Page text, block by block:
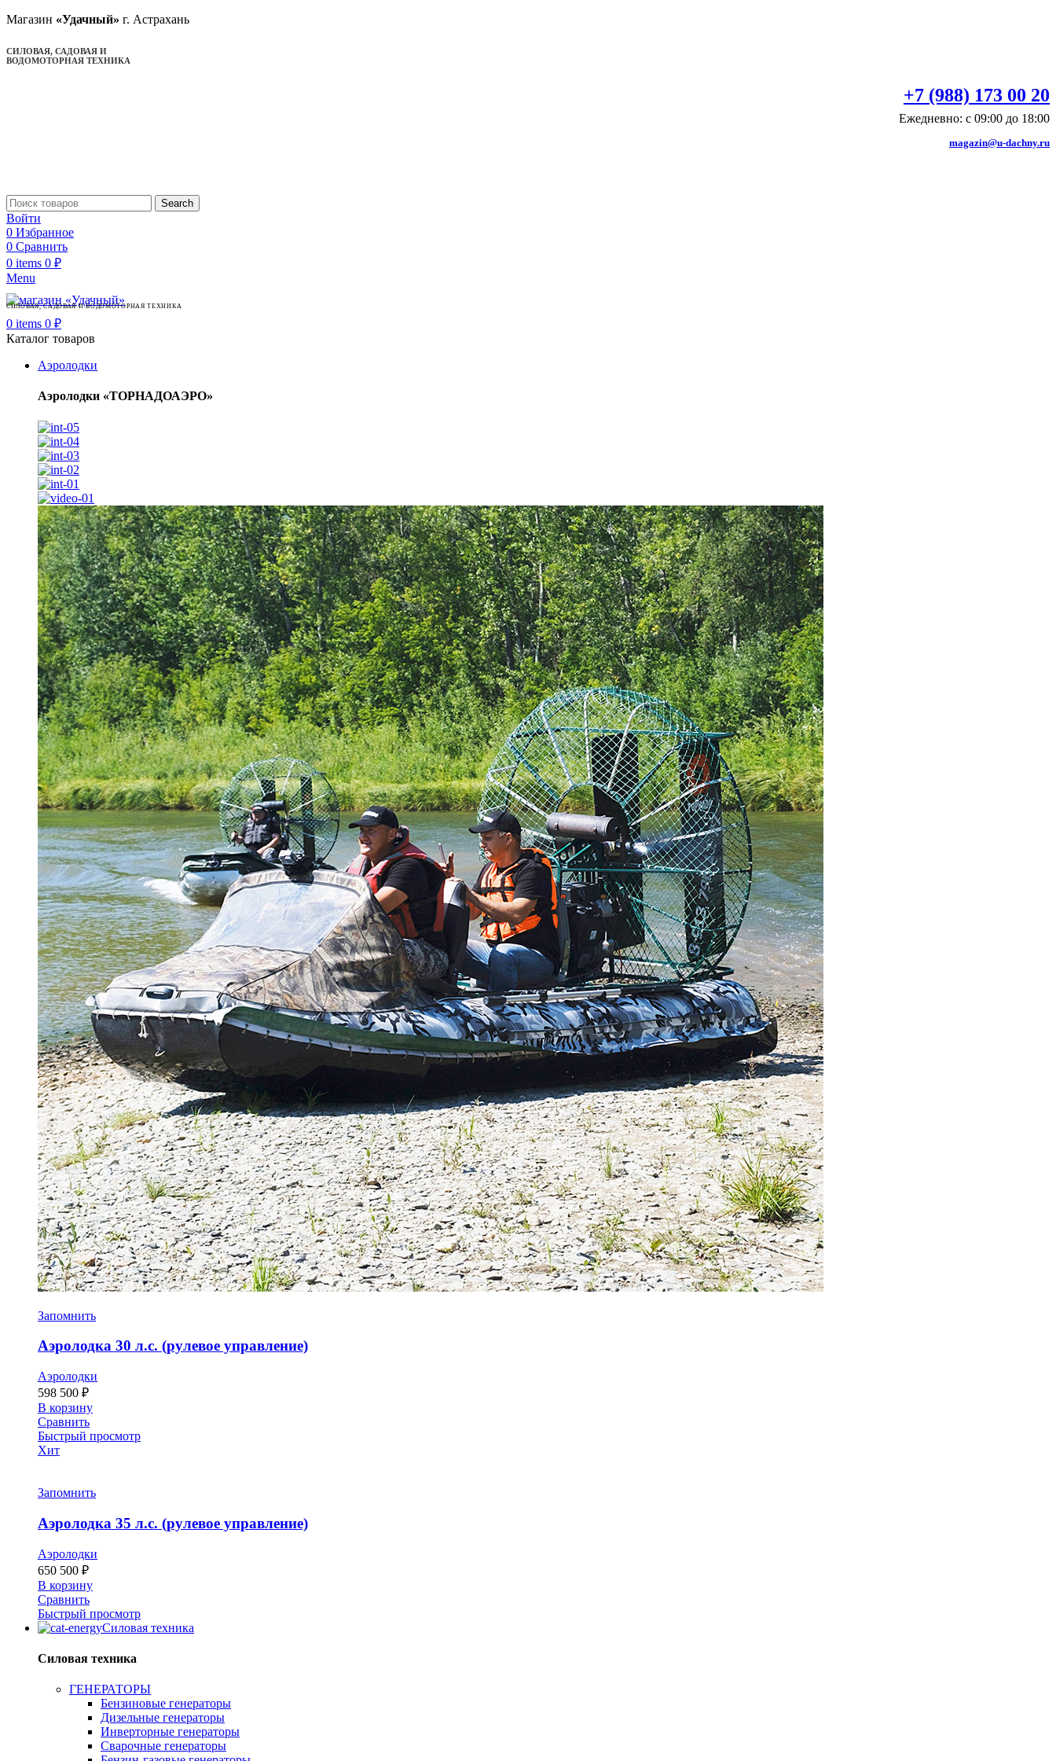
Магазин «Удачный» г. Астрахань
СИЛОВАЯ, САДОВАЯ И
ВОДОМОТОРНАЯ ТЕХНИКА
+7 (988) 173 00 20
Ежедневно: с 09:00 до 18:00
magazin@u-dachny.ru
Search
Войти
0 Избранное
0 Сравнить
0 items 0 ₽
Menu
СИЛОВАЯ, САДОВАЯ И ВОДОМОТОРНАЯ ТЕХНИКА
0 items 0 ₽
Каталог товаров
Аэролодки
Аэролодки «ТОРНАДОАЭРО»
Запомнить
Аэролодка 30 л.с. (рулевое управление)
Аэролодки
598 500 ₽
В корзину
Сравнить
Быстрый просмотр
Хит
Запомнить
Аэролодка 35 л.с. (рулевое управление)
Аэролодки
650 500 ₽
В корзину
Сравнить
Быстрый просмотр
Силовая техника
Силовая техника
ГЕНЕРАТОРЫ
Бензиновые генераторы
Дизельные генераторы
Инверторные генераторы
Сварочные генераторы